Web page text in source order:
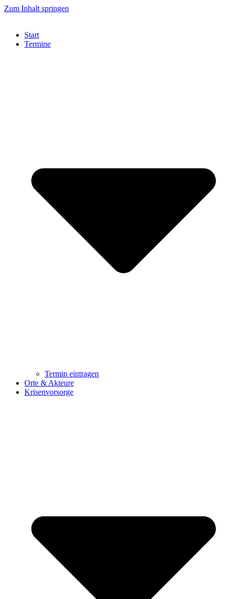
Zum Inhalt springen
Start
Termine
Termin eintragen
Orte & Akteure
Krisenvorsorge